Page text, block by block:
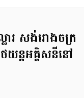
រ សង់រោងចក្រ
យន្តអគ្គិសនីនៅ